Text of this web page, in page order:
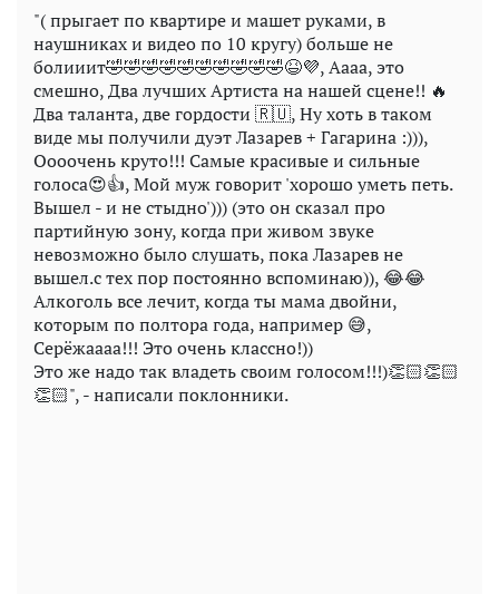
"( прыгает по квартире и машет руками, в
наушниках и видео по 10 кругу) больше не
болииит🤣🤣🤣🤣🤣🤣🤣🤣🤣🤣😆💜, Аааа, это
смешно, Два лучших Артиста на нашей сцене!! 🔥
Два таланта, две гордости 🇷🇺, Ну хоть в таком
виде мы получили дуэт Лазарев + Гагарина :))),
Оооочень круто!!! Самые красивые и сильные
голоса😍👍, Мой муж говорит 'хорошо уметь петь.
Вышел - и не стыдно'))) (это он сказал про
партийную зону, когда при живом звуке
невозможно было слушать, пока Лазарев не
вышел.с тех пор постоянно вспоминаю)), 😂😂
Алкоголь все лечит, когда ты мама двойни,
которым по полтора года, например 😅,
Серёжаааа!!! Это очень классно!))
Это же надо так владеть своим голосом!!!)👏🏻👏🏻
👏🏻", - написали поклонники.